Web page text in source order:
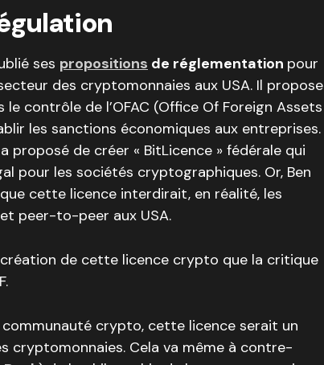
ses propositions de réglementation pour
des cryptomonnaies aux USA. Il propose
contrôle de l’OFAC (Office Of Foreign Assets
les sanctions économiques aux entreprises.
proposé de créer « BitLicence » fédérale qui
pour les sociétés cryptographiques. Or, Ben
cette licence interdirait, en réalité, les
peer-to-peer aux USA.
création de cette licence crypto que la critique
crypto, cette licence serait un
cryptomonnaies. Cela va même à contre-